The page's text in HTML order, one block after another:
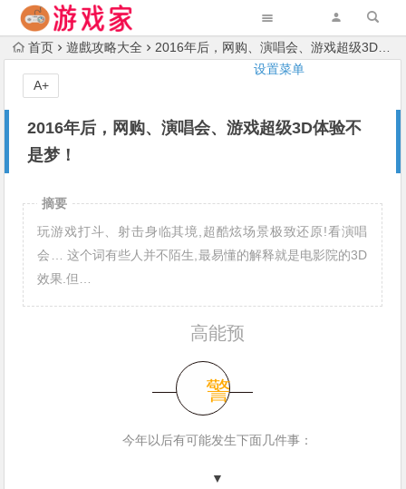
设置菜单
首页 遊戲攻略大全 2016年后，网购、演唱会、游戏超级3D体验不是梦！
2016年后，网购、演唱会、游戏超级3D体验不
是梦！
A+
摘要
玩游戏打斗、射击身临其境,超酷炫场景极致还原!看演唱
会… 这个词有些人并不陌生,最易懂的解释就是电影院的3D
效果.但…
高能预
警
今年以后有可能发生下面几件事：
▼